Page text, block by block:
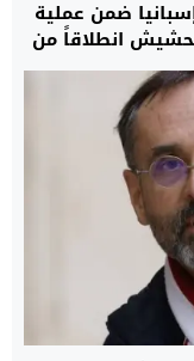
ضمن عملية
انطلاقاً من